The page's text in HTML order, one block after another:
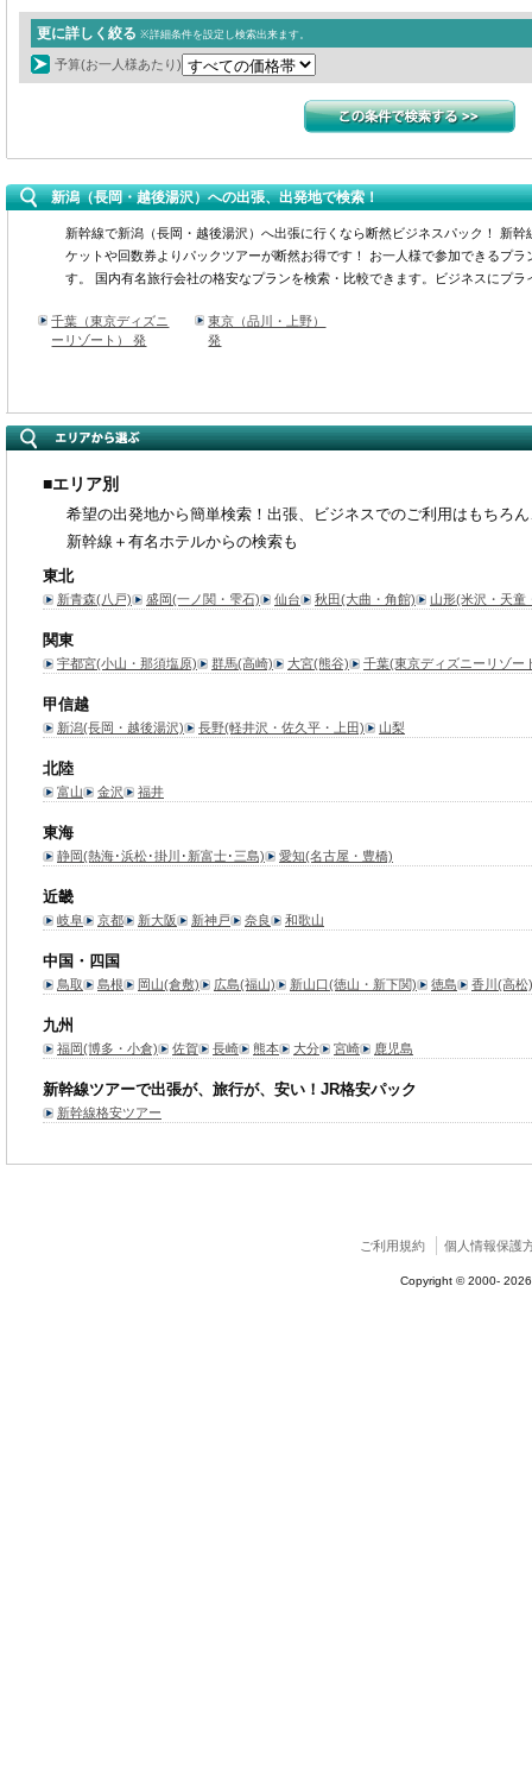
更に詳しく絞る ※詳細条件を設定し検索出来ます。
予算(お一人様あたり)
新潟（長岡・越後湯沢）への出張、出発地で検索！
新幹線で新潟（長岡・越後湯沢）へ出張に行くなら断然ビジネスパック！ 新
ケットや回数券よりパックツアーが断然お得です！ お一人様で参加できるプ
す。 国内有名旅行会社の格安なプランを検索・比較できます。ビジネスにプラ
千葉（東京ディズニ
ーリゾート） 発
東京（品川・上野）
発
■エリア別
希望の出発地から簡単検索！出張、ビジネスでのご利用はもちろ
新幹線＋有名ホテルからの検索も
東北
新青森(八戸) 盛岡(一ノ関・雫石) 仙台 秋田(大曲・角館) 山形(米沢・天童
関東
宇都宮(小山・那須塩原) 群馬(高崎) 大宮(熊谷) 千葉(東京ディズニーリゾー
甲信越
新潟(長岡・越後湯沢) 長野(軽井沢・佐久平・上田) 山梨
北陸
富山 金沢 福井
東海
静岡(熱海･浜松･掛川･新富士･三島) 愛知(名古屋・豊橋)
近畿
岐阜 京都 新大阪 新神戸 奈良 和歌山
中国・四国
鳥取 島根 岡山(倉敷) 広島(福山) 新山口(徳山・新下関) 徳島 香川(高松)
九州
福岡(博多・小倉) 佐賀 長崎 熊本 大分 宮崎 鹿児島
新幹線ツアーで出張が、旅行が、安い！JR格安パック
新幹線格安ツアー
ご利用規約 個人情報保護
Copyright © 2000-